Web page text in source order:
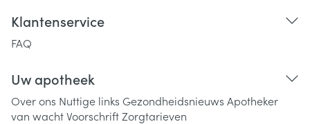
Klantenservice
FAQ
Uw apotheek
Over ons Nuttige links Gezondheidsnieuws Apotheker
van wachtVoorschriftZorgtarieven